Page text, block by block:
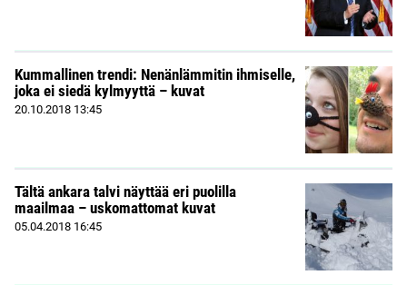
Kummallinen trendi: Nenänlämmitin ihmiselle,
joka ei siedä kylmyyttä – kuvat
20.10.2018 13:45
Tältä ankara talvi näyttää eri puolilla
maailmaa – uskomattomat kuvat
05.04.2018 16:45